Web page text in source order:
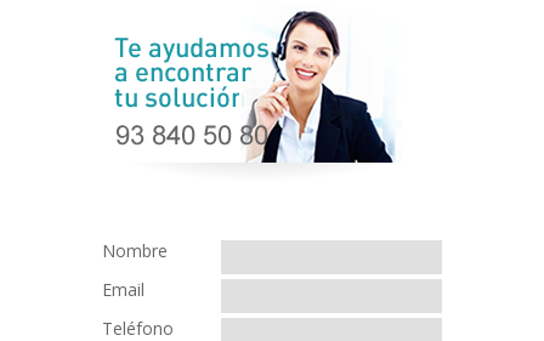
Nombre
Email
Teléfono